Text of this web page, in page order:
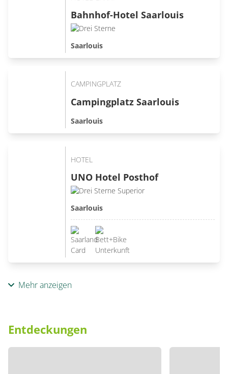
Bahnhof-Hotel Saarlouis
Saarlouis
CAMPINGPLATZ
Campingplatz Saarlouis
Saarlouis
HOTEL
UNO Hotel Posthof
Saarlouis
Mehr anzeigen
Entdeckungen